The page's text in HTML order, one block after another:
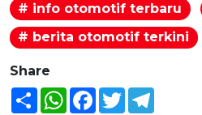
# info otomotif terbaru
# berita otomotif terkini
Share
Share WhatsAppFacebook
Twitter